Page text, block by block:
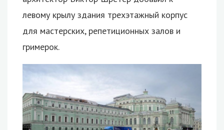
левому крылу здания трехэтажный корпус
для мастерских, репетиционных залов и
гримерок.